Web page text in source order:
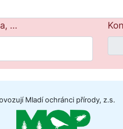
...
Mladí ochránci přírody, z.s.